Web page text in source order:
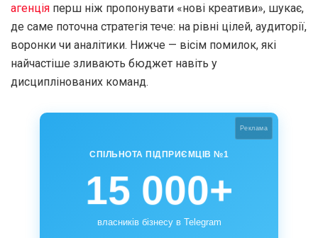
агенція перш ніж пропонувати «нові креативи», шукає,
де саме поточна стратегія тече: на рівні цілей, аудиторії,
воронки чи аналітики. Нижче — вісім помилок, які
найчастіше зливають бюджет навіть у
дисциплінованих команд.
Реклама
СПІЛЬНОТА ПІДПРИЄМЦІВ №1
15 000+
власників бізнесу в Telegram